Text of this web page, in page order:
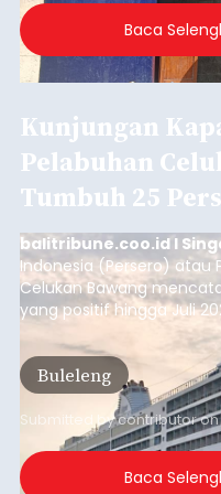
Baca
Kunjungan
Pelabuhan
Tumbuh 25
balitribune.coo.id I
Indonesia (Persero) atau
Celukan Bawang
yang positif hingga Juli
dari arus kapal yang
Tonnage (GT), atau
dibandingkan periode
yang tercatat sebesar
Buleleng
Submitted bycontributoron
Baca